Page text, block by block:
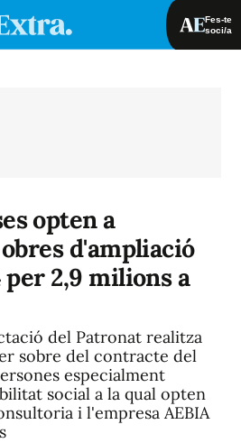
Fes-te
soci/a
opten a
d'ampliació
per 2,9 milions a
del Patronat realitza
sobre del contracte del
especialment
social a la qual opten
i l'empresa AEBIA